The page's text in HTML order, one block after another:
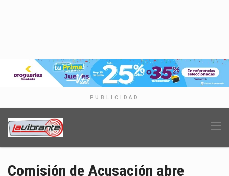
PUBLICIDAD
Comisión de Acusación abre